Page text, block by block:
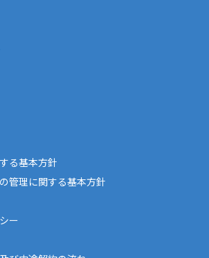
る基本方針
管理に関する基本方針
ー